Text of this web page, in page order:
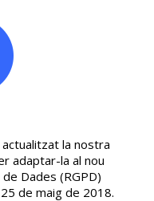
notícies
la nostra
adaptar-la al nou
Dades (RGPD)
de maig de 2018.